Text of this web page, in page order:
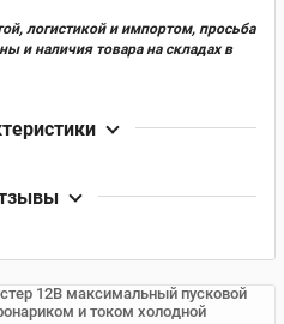
логистикой и импортом, просьба
и наличия товара на складах в
12В максимальный пусковой
и током холодной